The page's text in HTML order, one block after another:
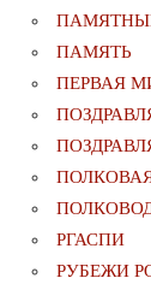
ПАМЯТЬ
ПЕРВАЯ
РГАСПИ
РУБЕЖИ